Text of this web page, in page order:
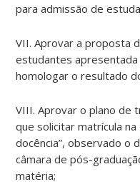
para admissão de
VII. Aprovar a proposta
estudantes
homologar o resultado
VIII. Aprovar o plano de
que solicitar matrícula
docência”, observado o
câmara de pós-
matéria;